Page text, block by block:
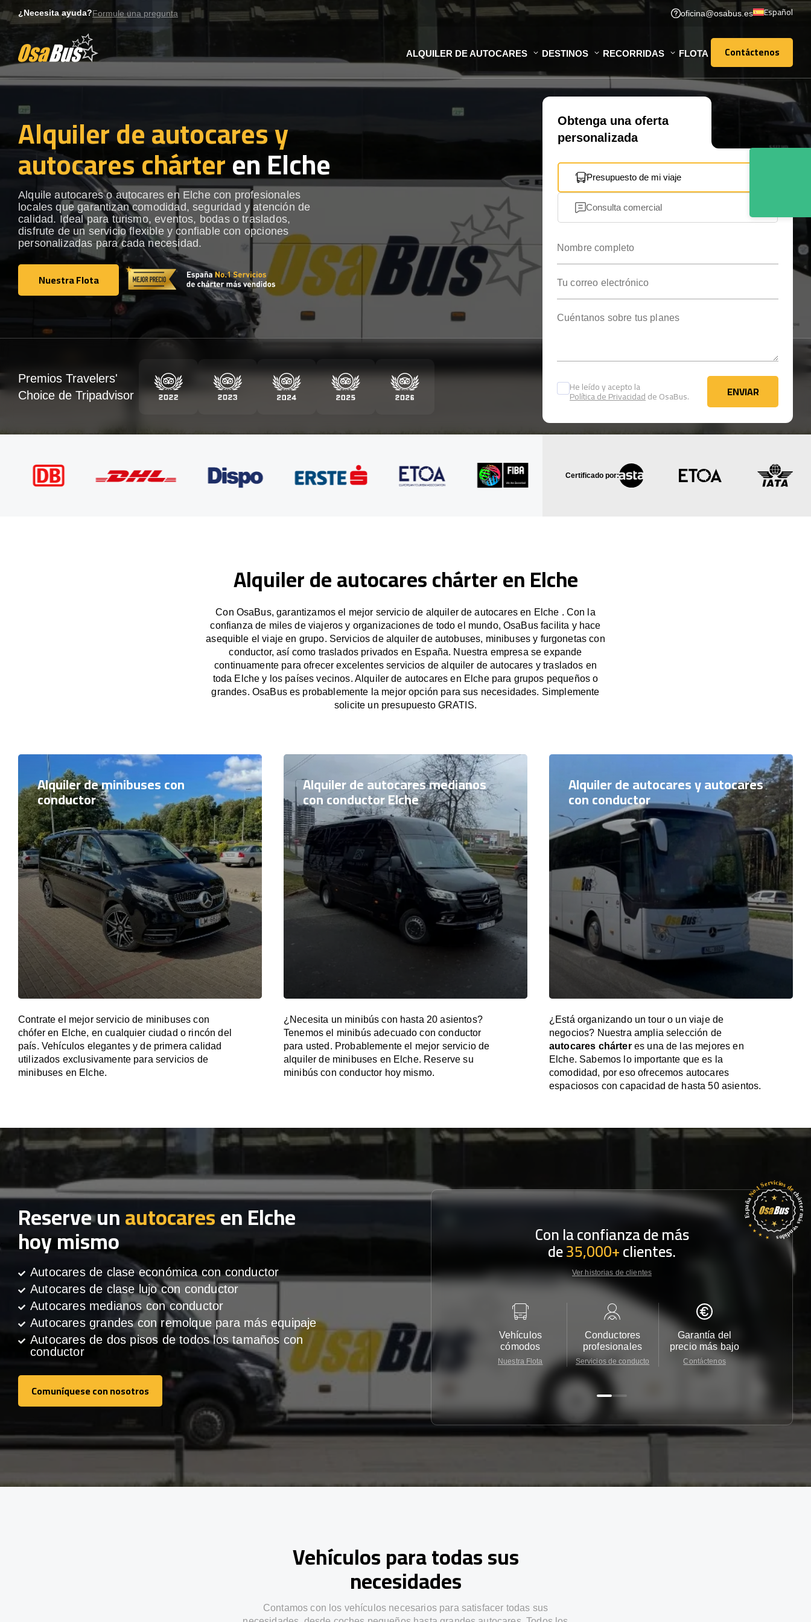
to
¿Necesita ayuda?Formule una pregunta oficina@osabus.es Español
ALQUILER DE AUTOCARES DESTINOS RECORRIDAS FLOTA Contáctenos
Contáctenos
Alquiler de autocares y
autocares chárteren Elche
Alquile autocares o autocares en Elche con profesionales
locales que garantizan comodidad, seguridad y atención de
calidad. Ideal para turismo, eventos, bodas o traslados,
disfrute de un servicio flexible y confiable con opciones
personalizadas para cada necesidad.
Nuestra Flota
Nuestra Flota
Obtenga una oferta
personalizada
Presupuesto de mi viaje
Consulta comercial
He leído y acepto la
Política de Privacidadde OsaBus. ENVIAR
ENVIAR
Premios Travelers'
Choice de Tripadvisor
Certificado por:
Alquiler de autocares chárter en Elche
Con OsaBus, garantizamos el mejor servicio de alquiler de autocares en Elche . Con la
confianza de miles de viajeros y organizaciones de todo el mundo, OsaBus facilita y hace
asequible el viaje en grupo. Servicios de alquiler de autobuses, minibuses y furgonetas con
conductor, así como traslados privados en España. Nuestra empresa se expande
continuamente para ofrecer excelentes servicios de alquiler de autocares y traslados en
toda Elche y los países vecinos. Alquiler de autocares en Elche para grupos pequeños o
grandes. OsaBus es probablemente la mejor opción para sus necesidades. Simplemente
solicite un presupuesto GRATIS.
Alquiler de minibuses con
conductor
Contrate el mejor servicio de minibuses con
chófer en Elche, en cualquier ciudad o rincón del
país. Vehículos elegantes y de primera calidad
utilizados exclusivamente para servicios de
minibuses en Elche.
Alquiler de autocares medianos
con conductor Elche
¿Necesita un minibús con hasta 20 asientos?
Tenemos el minibús adecuado con conductor
para usted. Probablemente el mejor servicio de
alquiler de minibuses en Elche. Reserve su
minibús con conductor hoy mismo.
Alquiler de autocares y autocares
con conductor
¿Está organizando un tour o un viaje de
negocios? Nuestra amplia selección de
autocares chárteres una de las mejores en
Elche. Sabemos lo importante que es la
comodidad, por eso ofrecemos autocares
espaciosos con capacidad de hasta 50 asientos.
Reserve unautocaresen Elche
hoy mismo
Autocares de clase económica con conductor
Autocares de clase lujo con conductor
Autocares medianos con conductor
Autocares grandes con remolque para más equipaje
Autocares de dos pisos de todos los tamaños con
conductor
Comuníquese con nosotros
Comuníquese con nosotros
Con la confianza de más
de35,000+clientes.
Ver historias de clientes
Vehículos
cómodos
Nuestra Flota
Conductores
profesionales
Servicios de conducto
Garantía del
precio más bajo
Contáctenos
Vehículos para todas sus
necesidades
Contamos con los vehículos necesarios para satisfacer todas sus